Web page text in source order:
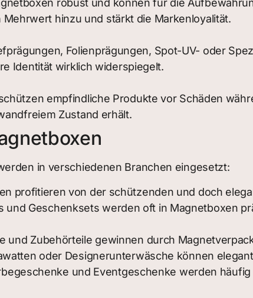
robust und können für die
hinzu und stärkt die Markenloyalität.
Folienprägungen, Spot-UV- oder
Identität wirklich widerspiegelt.
empfindliche Produkte vor Schäden
Zustand erhält.
in verschiedenen Branchen eingesetzt:
profitieren von der schützenden und doch
und Geschenksets werden oft in Magnetboxen
und Zubehörteile gewinnen durch
oder Designerunterwäsche können
und Eventgeschenke werden